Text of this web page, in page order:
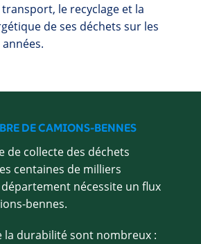
le recyclage et la
de ses déchets sur les
DE CAMIONS-BENNES
de collecte des déchets
centaines de milliers
nécessite un flux
bennes.
la durabilité sont nombreux :